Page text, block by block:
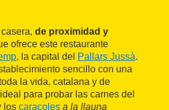
de proximidad y
ofrece este restaurante
, la capital del Pallars Jussà.
sencillo con una
la vida, catalana y de
para probar las carnes del
los caracoles a la llauna